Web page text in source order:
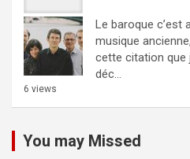
Le baroque c’est
musique
cette citation que
déc...
6 views
You may Missed